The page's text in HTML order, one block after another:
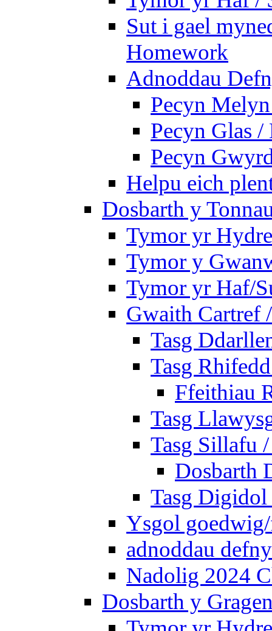
Sut i gael
Homework
Adnoddau
Pecyn
Pecyn Glas /
Pecyn
Helpu eich
Dosbarth y
Tymor yr
Tymor y
Tymor yr Haf/
Gwaith Cartref
Tasg
Tasg
Ffeithiau
Tasg
Tasg Sillafu
Dosbarth
Tasg
Ysgol
adnoddau
Nadolig 2024
Dosbarth y